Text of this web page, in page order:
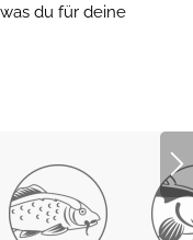
du für deine